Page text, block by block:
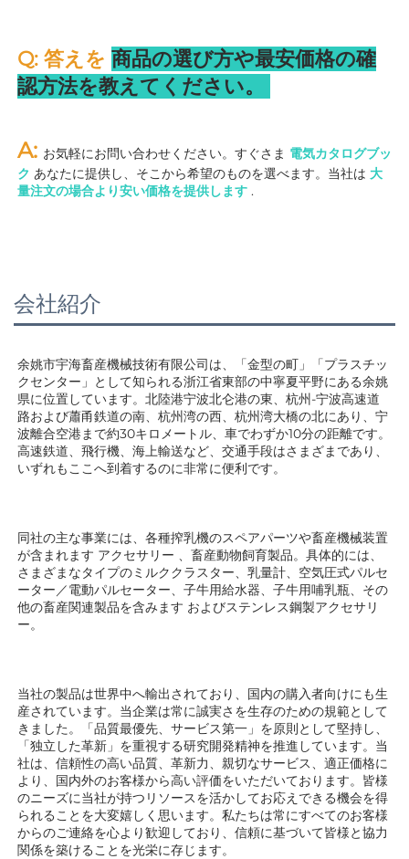
Q: 答えを 商品の選び方や最安価格の確
認方法を教えてください。
A: お気軽にお問い合わせください。すぐさま 電気カタログブッ
ク あなたに提供し、そこから希望のものを選べます。当社は 大
量注文の場合より安い価格を提供します .
会社紹介
余姚市宇海畜産機械技術有限公司は、「金型の町」「プラスチッ
クセンター」として知られる浙江省東部の中寧夏平野にある余姚
県に位置しています。北陸港宁波北仑港の東、杭州-宁波高速道
路および蕭甬鉄道の南、杭州湾の西、杭州湾大橋の北にあり、宁
波離合空港まで約30キロメートル、車でわずか10分の距離です。
高速鉄道、飛行機、海上輸送など、交通手段はさまざまであり、
いずれもここへ到着するのに非常に便利です。
同社の主な事業には、各種搾乳機のスペアパーツや畜産機械装置
が含まれます アクセサリー 、畜産動物飼育製品。具体的には、
さまざまなタイプのミルククラスター、乳量計、空気圧式パルセ
ーター／電動パルセーター、子牛用給水器、子牛用哺乳瓶、その
他の畜産関連製品を含みます およびステンレス鋼製アクセサリ
ー。
当社の製品は世界中へ輸出されており、国内の購入者向けにも生
産されています。当企業は常に誠実さを生存のための規範として
きました。「品質最優先、サービス第一」を原則として堅持し、
「独立した革新」を重視する研究開発精神を推進しています。当
社は、信頼性の高い品質、革新力、親切なサービス、適正価格に
より、国内外のお客様から高い評価をいただいております。皆様
のニーズに当社が持つリソースを活かしてお応えできる機会を得
られることを大変嬉しく思います。私たちは常にすべてのお客様
からのご連絡を心より歓迎しており、信頼に基づいて皆様と協力
関係を築けることを光栄に存じます。